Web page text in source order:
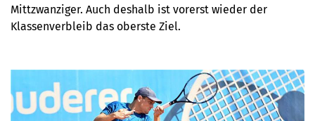
Mittzwanziger. Auch deshalb ist vorerst wieder der
Klassenverbleib das oberste Ziel.